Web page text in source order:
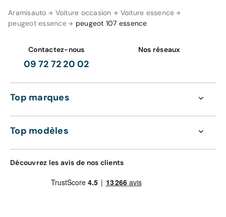
Aramisauto Voiture occasion
Voiture essence
peugeot essence
peugeot 107 essence
Contactez-nous
09 72 72 20 02
Nos réseaux
Top marques
Top modèles
Découvrez les avis de nos clients